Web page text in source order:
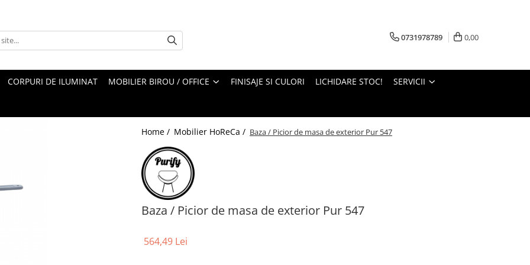
0731978789 0,00
CORPURI DE ILUMINAT MOBILIER BIROU / OFFICE FINISAJE SI CULORI LICHIDARE STOC! SERVICII
Home / Mobilier HoReCa / Baza / Picior de masa de exterior Pur 547
Baza / Picior de masa de exterior Pur 547
564,49 Lei